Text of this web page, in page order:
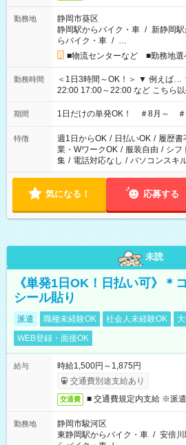
勤務地
静岡市葵区
静岡駅からバイク・車 / 新静岡
らバイク・車 / …
■物流センターなど ■勤務地選
勤務時間
＜1日3時間～OK！＞ ▼ 例えば… ▼ 15:00～18:00 15:00～
22:00 17:00～22:00 など こちら以外の時間もお気軽にご相談く
ださい！
期間 1日だけの単発OK！ ＃8月～ ＃
特徴 週1日からOK / 日払いOK / 履歴書
業・WワークOK / 服装自由 / シフ
集 / 電話対応なし / パソコンスキ
気になる！ 応募する
未読
《単発1日OK！日払い可》＊
シール貼り
派遣 職種未経験OK 社会人未経験OK
WEB登録・面接OK
給与
時給1,500円～1,875円
交通費別途支給あり
交通費 ■ 交通費規定内支給 ※派
勤務地
静岡市駿河区
東静岡駅からバイク・車 / 安倍